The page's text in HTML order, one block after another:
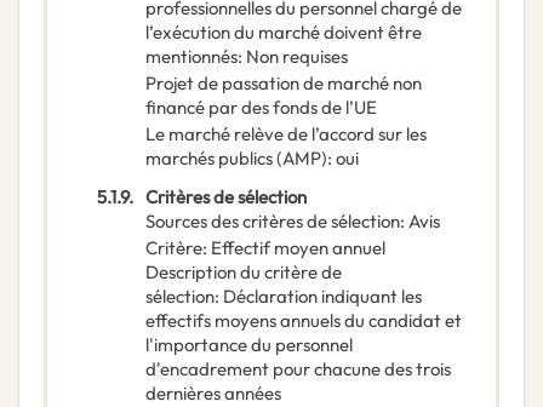
professionnelles du personnel chargé de
l’exécution du marché doivent être
mentionnés: Non requises
Projet de passation de marché non
financé par des fonds de l’UE
Le marché relève de l’accord sur les
marchés publics (AMP): oui
5.1.9. Critères de sélection
Sources des critères de sélection: Avis
Critère: Effectif moyen annuel
Description du critère de
sélection: Déclaration indiquant les
effectifs moyens annuels du candidat et
l'importance du personnel
d'encadrement pour chacune des trois
dernières années